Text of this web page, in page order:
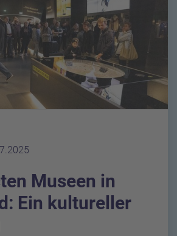
Museen in
Ein kultureller